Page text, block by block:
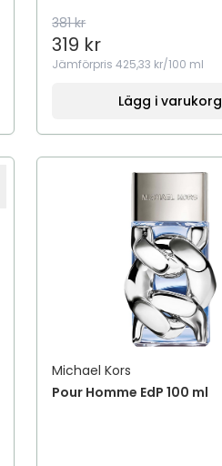
381 kr
319 kr
Jämförpris425,33 kr/100 ml
Lägg i varukorg
Michael Kors
Pour Homme EdP 100 ml